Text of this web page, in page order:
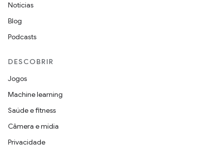
Notícias
Blog
Podcasts
DESCOBRIR
Jogos
Machine learning
Saúde e fitness
Câmera e mídia
Privacidade